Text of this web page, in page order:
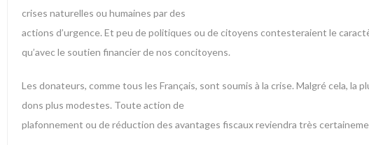
crises naturelles ou humaines par des
actions d’urgence. Et peu de politiques ou de citoyens contesteraient le
qu’avec le soutien financier de nos concitoyens.
Les donateurs, comme tous les Français, sont soumis à la crise. Malgré cela,
dons plus modestes. Toute action de
plafonnement ou de réduction des avantages fiscaux reviendra très